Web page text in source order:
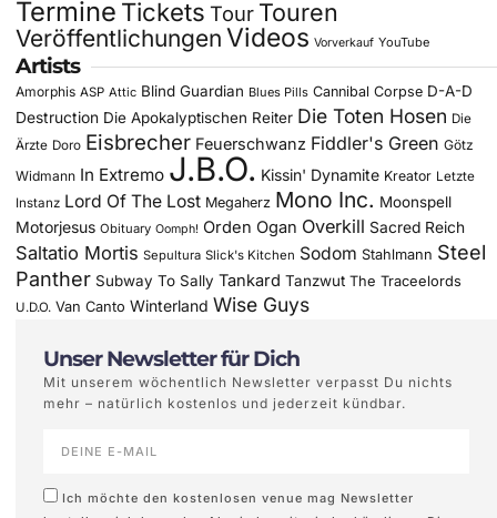
Termine Tickets Tour Touren
Veröffentlichungen Videos Vorverkauf YouTube
Artists
Amorphis ASP Attic Blind Guardian Blues Pills Cannibal Corpse D-A-D
Destruction Die Apokalyptischen Reiter Die Toten Hosen Die
Ärzte Doro Eisbrecher Feuerschwanz Fiddler's Green Götz
Widmann In Extremo J.B.O. Kissin' Dynamite Kreator Letzte
Instanz Lord Of The Lost Megaherz Mono Inc. Moonspell
Motorjesus Obituary Oomph! Orden Ogan Overkill Sacred Reich
Saltatio Mortis Sepultura Slick's Kitchen Sodom Stahlmann Steel
Panther Subway To Sally Tankard Tanzwut The Traceelords
U.D.O. Van Canto Winterland Wise Guys
Unser Newsletter für Dich
Mit unserem wöchentlich Newsletter verpasst Du nichts
mehr – natürlich kostenlos und jederzeit kündbar.
Ich möchte den kostenlosen venue mag Newsletter